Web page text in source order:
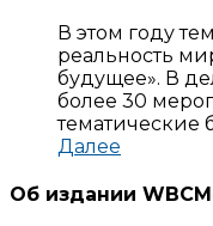
В этом году
реальность
будущее». В
более 30
тематические
Далее
Об издании